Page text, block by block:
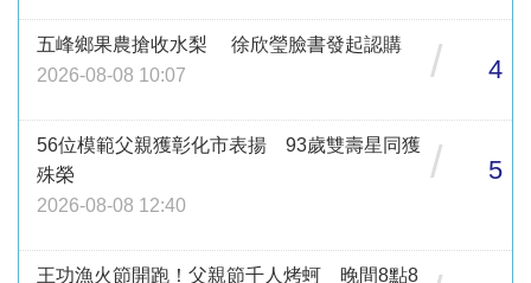
五峰鄉果農搶收水梨 徐欣瑩臉書發起認購
2026-08-08 10:07
/ 4
56位模範父親獲彰化市表揚 93歲雙壽星同獲
殊榮
2026-08-08 12:40
/ 5
王功漁火節開跑！父親節千人烤蚵 晚間8點8